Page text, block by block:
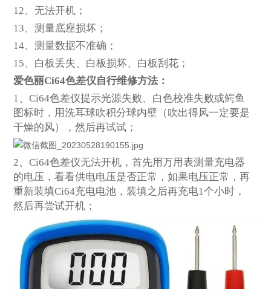
12、无法开机；
13、测量底座损坏；
14、测量数据不准确；
15、白板丢失、白板损坏、白板刮花；
爱色丽Ci64色差仪自行维修方法：
1、Ci64色差仪提示光源失败、白色校准失败或鳄鱼
图标时，用洗耳球吹积分球内壁（吹出得风一定要是
干燥的风），然后再试试；
2、Ci64色差仪无法开机，首先用万用表测量充电器
的电压，看看供电电压是否正常，如果电压正常，再
重新装填Ci64充电电池，装填之后再充电1个小时，
然后再尝试开机；